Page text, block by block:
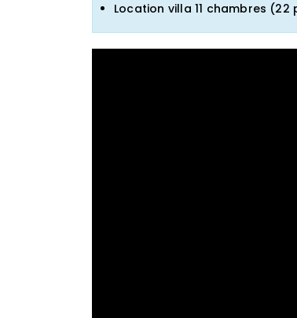
Location villa 11 chambres